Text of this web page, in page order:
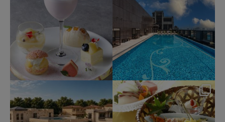
201 2
7月 31
332 3
okura_hotels
7月 25
415 3